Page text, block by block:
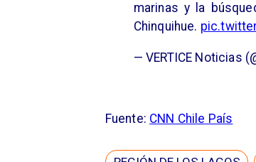
marinas y la
Chinquihue.
— VERTICE Noticias
Fuente: CNN Chile País